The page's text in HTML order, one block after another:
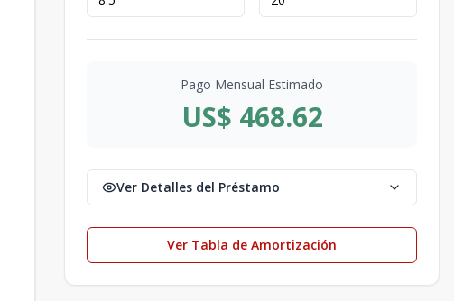
Pago Mensual Estimado
US$ 468.62
Ver Detalles del Préstamo
Ver Tabla de Amortización